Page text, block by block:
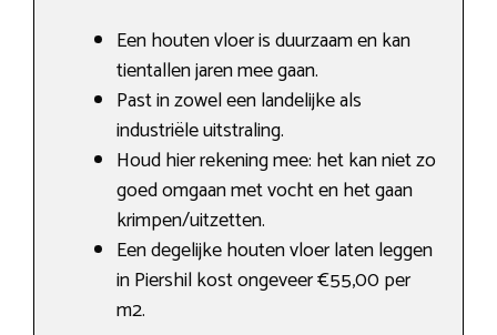
Een houten vloer is duurzaam en kan
tientallen jaren mee gaan.
Past in zowel een landelijke als
industriële uitstraling.
Houd hier rekening mee: het kan niet zo
goed omgaan met vocht en het gaan
krimpen/uitzetten.
Een degelijke houten vloer laten leggen
in Piershil kost ongeveer €55,00 per
m2.